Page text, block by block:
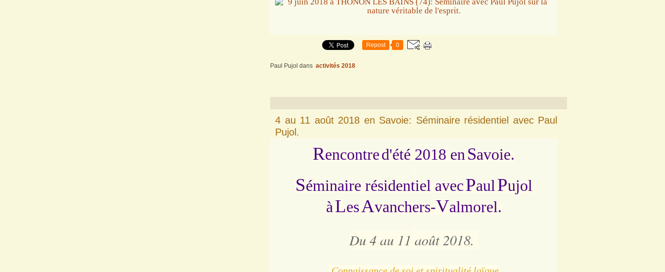
Repost 0
Paul Pujol dans activités 2018
4 au 11 août 2018 en Savoie: Séminaire résidentiel avec Paul
Pujol.
Rencontred'été 2018 en Savoie.
Séminaire résidentiel avecPaul Pujol
àLesAvanchers-Valmorel.
Du 4au 11 août2018.